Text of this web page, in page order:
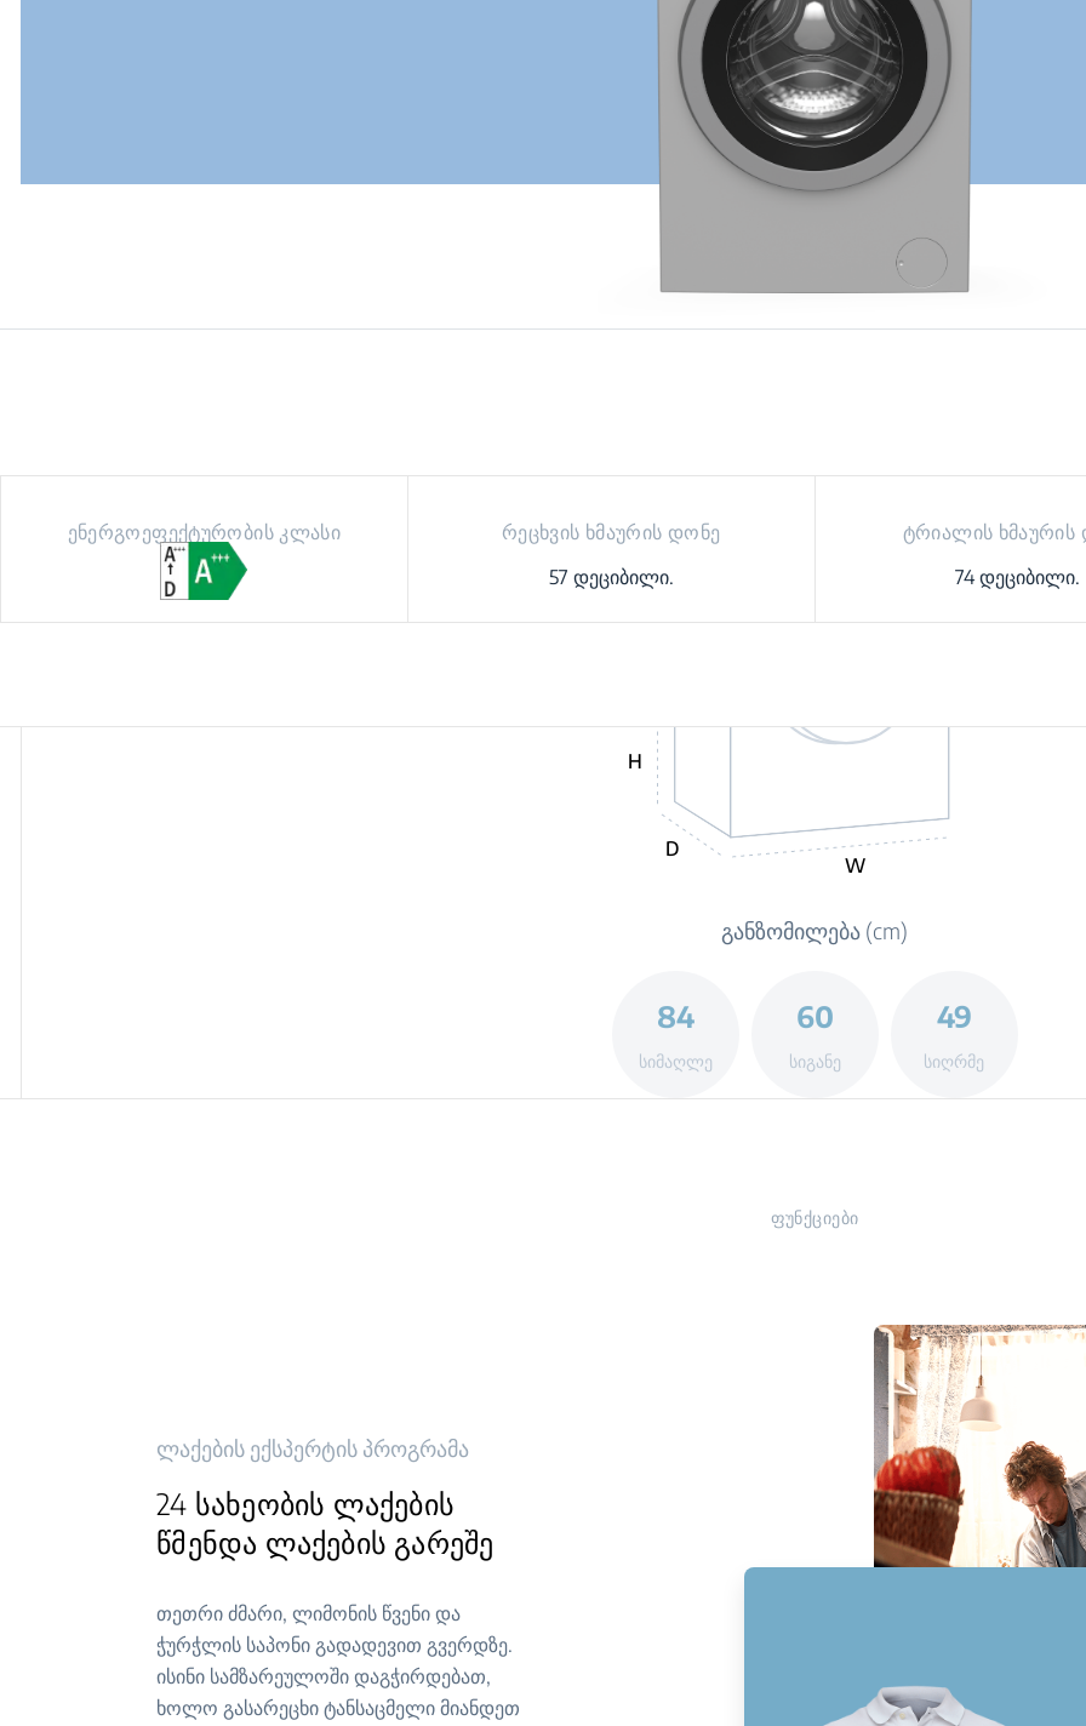
ენერგოეფექტურობის კლასი
რეცხვის ხმაურის დონე
57 დეციბილი.
ტრიალის ხმაურის
74 დეციბილი.
H
D
W
განზომილება (cm)
84
სიმაღლე
60
სიგანე
49
სიღრმე
ფუნქციები
ლაქების ექსპერტის პროგრამა
24 სახეობის ლაქების
წმენდა ლაქების გარეშე
თეთრი ძმარი, ლიმონის წვენი და
ჭურჭლის საპონი გადადევით გვერდზე.
ისინი სამზარეულოში დაგჭირდებათ,
ხოლო გასარეცხი ტანსაცმელი მიანდეთ